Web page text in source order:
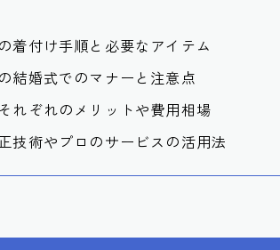
着付け手順と必要なアイテム
結婚式でのマナーと注意点
れぞれのメリットや費用相場
技術やプロのサービスの活用法